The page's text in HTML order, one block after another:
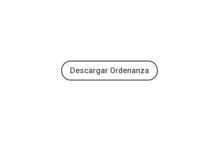
Descargar Ordenanza